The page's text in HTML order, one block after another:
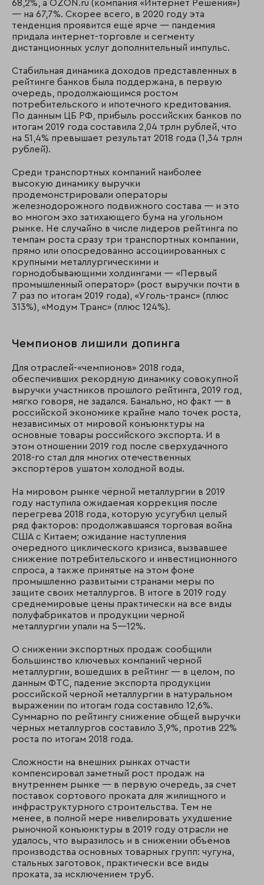
68,2%, а OZON.ru (компания «Интернет Решения»)
— на 67,7%. Скорее всего, в 2020 году эта
тенденция проявится ещё ярче — пандемия
придала интернет-торговле и сегменту
дистанционных услуг дополнительный импульс.
Стабильная динамика доходов представленных в
рейтинге банков была поддержана, в первую
очередь, продолжающимся ростом
потребительского и ипотечного кредитования.
По данным ЦБ РФ, прибыль российских банков по
итогам 2019 года составила 2,04 трлн рублей, что
на 51,4% превышает результат 2018 года (1,34 трлн
рублей).
Среди транспортных компаний наиболее
высокую динамику выручки
продемонстрировали операторы
железнодорожного подвижного состава — и это
во многом эхо затихающего бума на угольном
рынке. Не случайно в числе лидеров рейтинга по
темпам роста сразу три транспортных компании,
прямо или опосредованно ассоциированных с
крупными металлургическими и
горнодобывающими холдингами — «Первый
промышленный оператор» (рост выручки почти в
7 раз по итогам 2019 года), «Уголь-транс» (плюс
313%), «Модум Транс» (плюс 124%).
Чемпионов лишили допинга
Для отраслей-«чемпионов» 2018 года,
обеспечивших рекордную динамику совокупной
выручки участников прошлого рейтинга, 2019 год,
мягко говоря, не задался. Банально, но факт — в
российской экономике крайне мало точек роста,
независимых от мировой конъюнктуры на
основные товары российского экспорта. И в
этом отношении 2019 год после сверхудачного
2018-го стал для многих отечественных
экспортёров ушатом холодной воды.
На мировом рынке чёрной металлургии в 2019
году наступила ожидаемая коррекция после
перегрева 2018 года, которую усугубил целый
ряд факторов: продолжавшаяся торговая война
США с Китаем; ожидание наступления
очередного циклического кризиса, вызвавшее
снижение потребительского и инвестиционного
спроса, а также принятые на этом фоне
промышленно развитыми странами меры по
защите своих металлургов. В итоге в 2019 году
среднемировые цены практически на все виды
полуфабрикатов и продукции черной
металлургии упали на 5—12%.
О снижении экспортных продаж сообщили
большинство ключевых компаний черной
металлургии, вошедших в рейтинг — в целом, по
данным ФТС, падение экспорта продукции
российской черной металлургии в натуральном
выражении по итогам года составило 12,6%.
Суммарно по рейтингу снижение общей выручки
чёрных металлургов составило 3,9%, против 22%
роста по итогам 2018 года.
Сложности на внешних рынках отчасти
компенсировал заметный рост продаж на
внутреннем рынке — в первую очередь, за счет
поставок сортового проката для жилищного и
инфраструктурного строительства. Тем не
менее, в полной мере нивелировать ухудшение
рыночной конъюнктуры в 2019 году отрасли не
удалось, что выразилось и в снижении объёмов
производства основных товарных групп: чугуна,
стальных заготовок, практически все виды
проката, за исключением труб.